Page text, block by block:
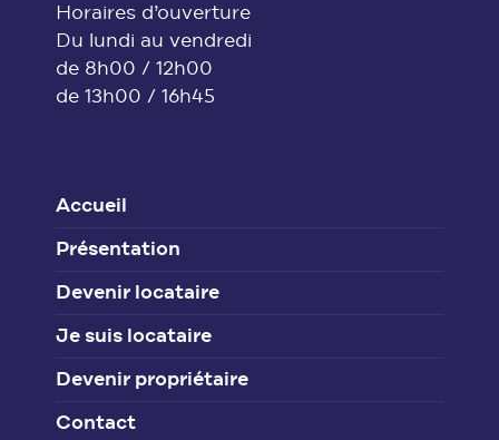
Horaires d’ouverture
Du lundi au vendredi
de 8h00 / 12h00
de 13h00 / 16h45
Accueil
Présentation
Devenir locataire
Je suis locataire
Devenir propriétaire
Contact